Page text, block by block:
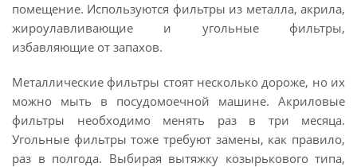
помещение. Используются фильтры из металла, акрила,
жироулавливающие и угольные фильтры,
избавляющие от запахов.
Металлические фильтры стоят несколько дороже, но их
можно мыть в посудомоечной машине. Акриловые
фильтры необходимо менять раз в три месяца.
Угольные фильтры тоже требуют замены, как правило,
раз в полгода. Выбирая вытяжку козырькового типа,